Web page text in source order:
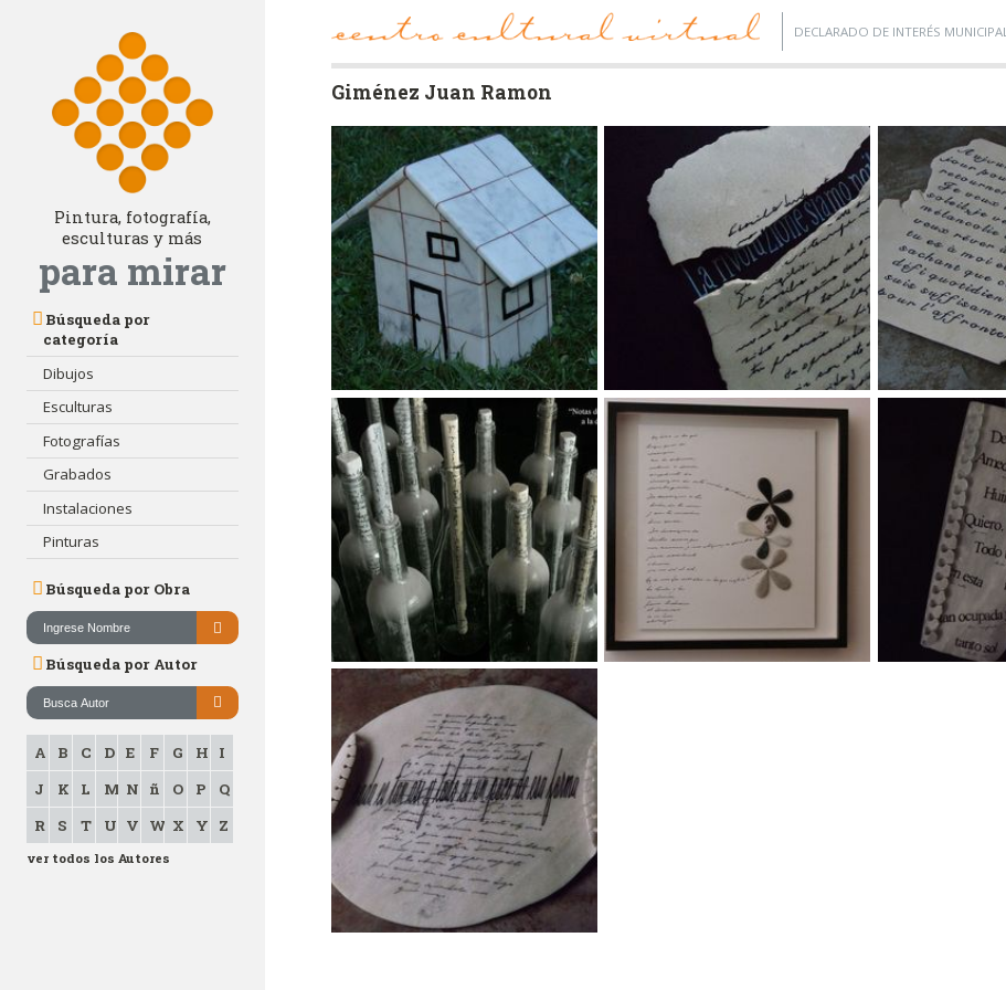
Pintura, fotografía,
esculturas y más
para mirar
Búsqueda por
categoría
Dibujos
Esculturas
Fotografías
Grabados
Instalaciones
Pinturas
Búsqueda por Obra
Búsqueda por Autor
A B C D E F G H
I
J
K L M N ñ O P
Q
R
S T U V W X Y Z
ver todos los Autores
DECLARADO DE INTERÉS MUNICIPAL
Giménez Juan Ramon